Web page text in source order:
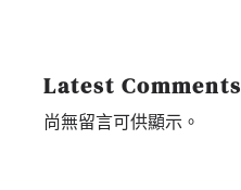
Latest Comments
尚無留言可供顯示。